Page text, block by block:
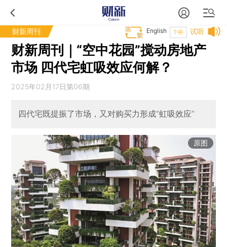
财新周刊 试听
T中
English
财新周刊｜“空中花园”搅动房地产
市场 四代宅虹吸效应何解？
2025年02月17日第06期
四代宅既提振了市场，又对购买力形成“虹吸效应”
原图